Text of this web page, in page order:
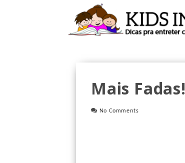
Mais Fadas!
No Comments